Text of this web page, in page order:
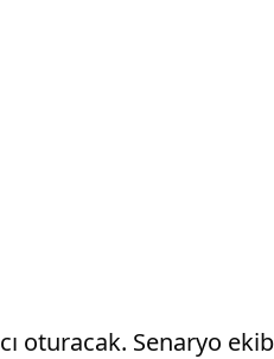
oturacak. Senaryo